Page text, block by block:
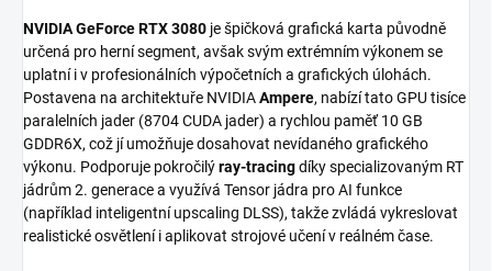
NVIDIA GeForce RTX 3080 je špičková grafická karta původně
určená pro herní segment, avšak svým extrémním výkonem se
uplatní i v profesionálních výpočetních a grafických úlohách.
Postavena na architektuře NVIDIAAmpere, nabízí tato GPU tisíce
paralelních jader (8704 CUDA jader) a rychlou paměť 10 GB
GDDR6X, což jí umožňuje dosahovat nevídaného grafického
výkonu. Podporuje pokročilýray-tracingdíky specializovaným RT
jádrům 2. generace a využívá Tensor jádra pro AI funkce
(například inteligentní upscaling DLSS), takže zvládá vykreslovat
realistické osvětlení i aplikovat strojové učení v reálném čase.